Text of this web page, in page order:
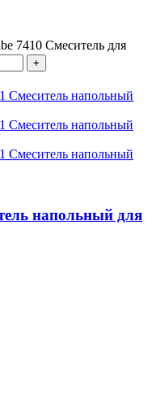
7410 Смеситель для
напольный для